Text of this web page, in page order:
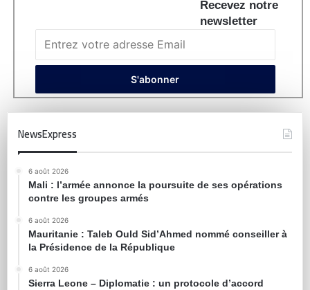
Recevez notre
newsletter
NewsExpress
6 août 2026
Mali : l’armée annonce la poursuite de ses opérations
contre les groupes armés
6 août 2026
Mauritanie : Taleb Ould Sid’Ahmed nommé conseiller à
la Présidence de la République
6 août 2026
Sierra Leone – Diplomatie : un protocole d’accord